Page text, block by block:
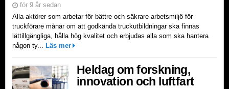
för 9 år sedan
Alla aktörer som arbetar för bättre och säkrare arbetsmiljö för
truckförare månar om att godkända truckutbildningar ska finnas
lättillgängliga, hålla hög kvalitet och erbjudas alla som ska hantera
någon ty... Läs mer
Heldag om forskning,
innovation och luftfart